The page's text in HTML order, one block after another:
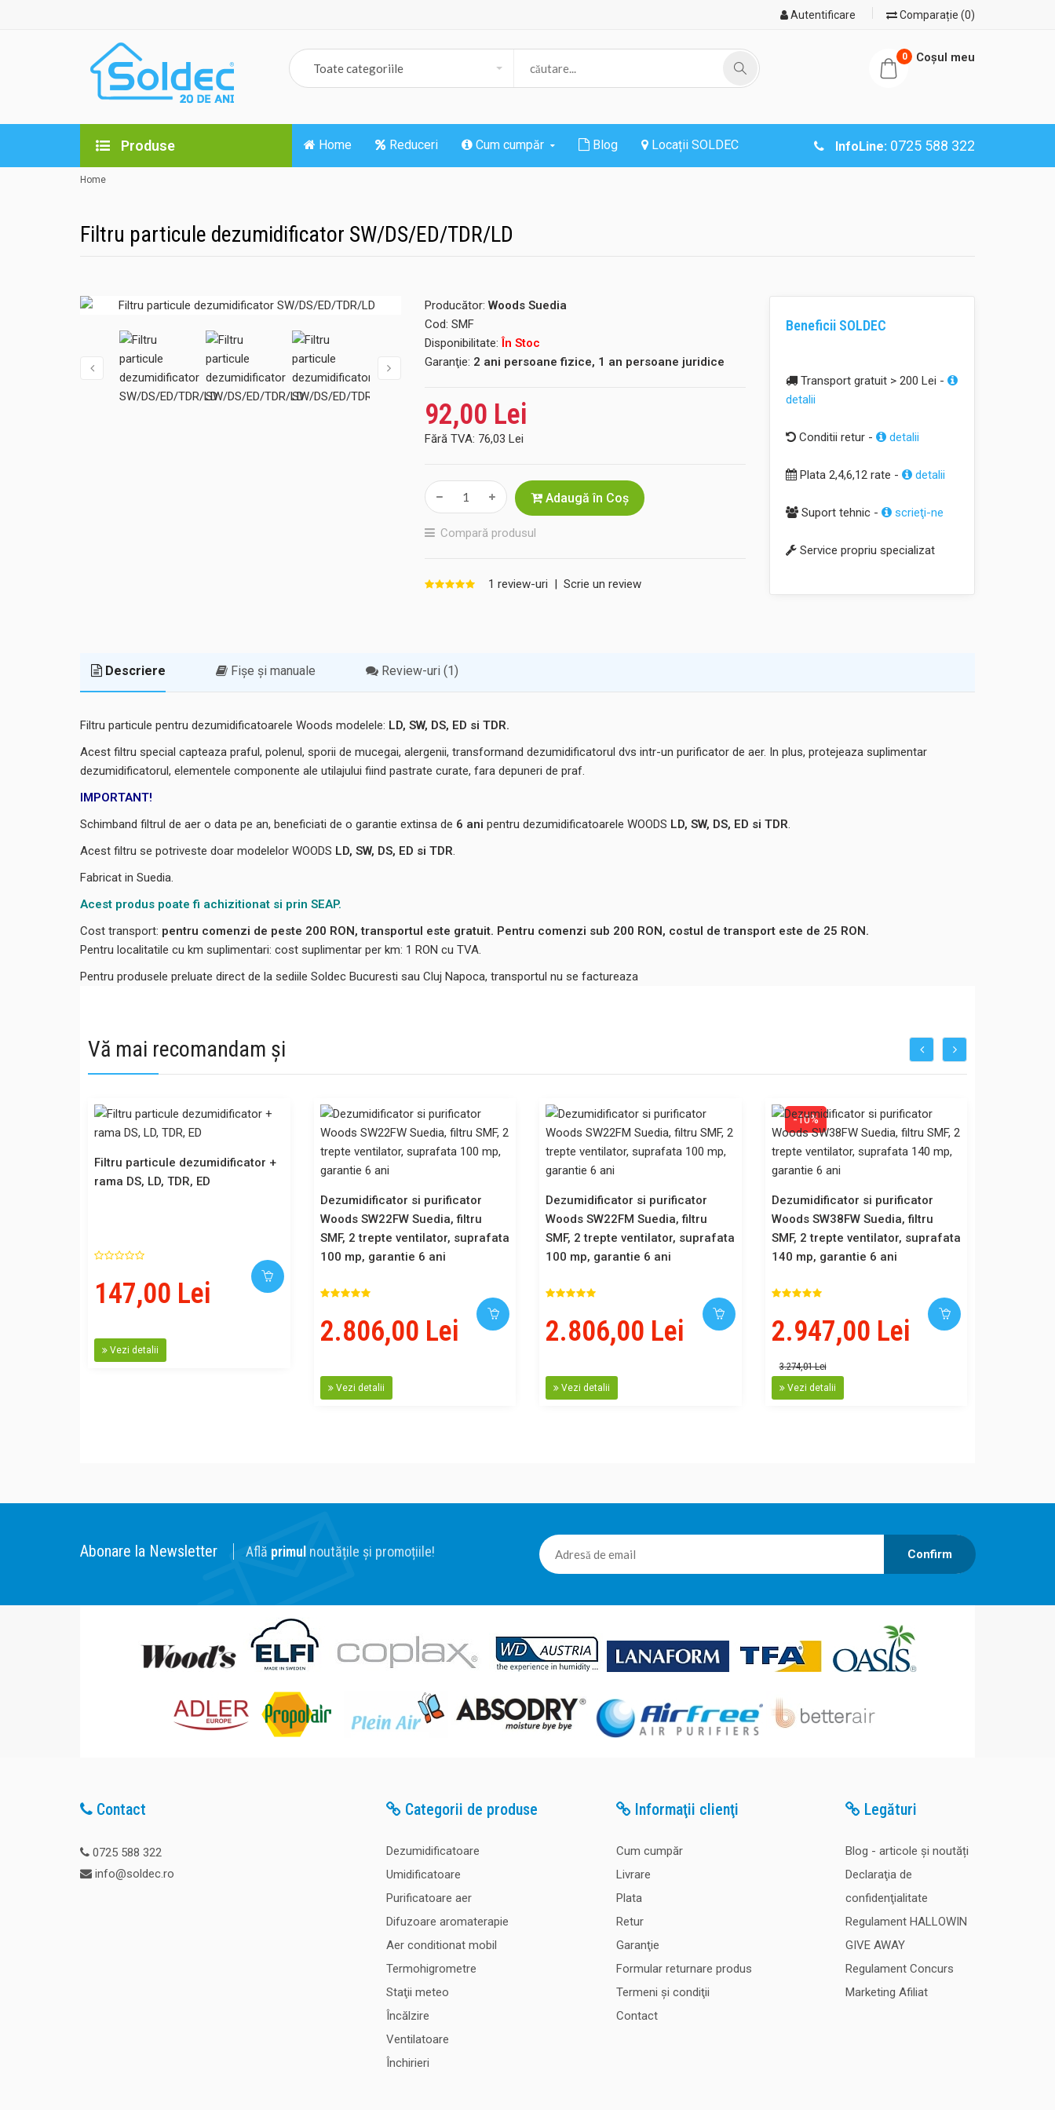
Autentificare Comparație (0)
0 Coşul meu
Produse Home Reduceri Cum cumpăr Blog InfoLine: 0725 588 322
Locații SOLDEC
Home
Filtru particule dezumidificator SW/DS/ED/TDR/LD
Producător: Woods Suedia
Cod: SMF
Disponibilitate: În Stoc
Garanţie: 2 ani persoane fizice, 1 an persoane juridice
92,00 Lei
Fără TVA: 76,03 Lei
Adaugă în Coş
Compară produsul
1 review-uri | Scrie un review
Beneficii SOLDEC
Transport gratuit > 200 Lei -
detalii
Conditii retur - detalii
Plata 2,4,6,12 rate - detalii
Suport tehnic - scrieţi-ne
Service propriu specializat
Descriere Fișe și manuale Review-uri (1)
Filtru particule pentru dezumidificatoarele Woods modelele: LD, SW, DS, ED si TDR.
Acest filtru special capteaza praful, polenul, sporii de mucegai, alergenii, transformand dezumidificatorul dvs intr-un purificator de aer. In plus, protejeaza suplimentar
dezumidificatorul, elementele componente ale utilajului fiind pastrate curate, fara depuneri de praf.
IMPORTANT!
Schimband filtrul de aer o data pe an, beneficiati de o garantie extinsa de 6 ani pentru dezumidificatoarele WOODS LD, SW, DS, ED si TDR.
Acest filtru se potriveste doar modelelor WOODS LD, SW, DS, ED si TDR.
Fabricat in Suedia.
Acest produs poate fi achizitionat si prin SEAP.
Cost transport: pentru comenzi de peste 200 RON, transportul este gratuit. Pentru comenzi sub 200 RON, costul de transport este de 25 RON.
Pentru localitatile cu km suplimentari: cost suplimentar per km: 1 RON cu TVA.
Pentru produsele preluate direct de la sediile Soldec Bucuresti sau Cluj Napoca, transportul nu se factureaza
Vă mai recomandam și
Filtru particule dezumidificator +
rama DS, LD, TDR, ED
147,00 Lei
Vezi detalii
Dezumidificator si purificator
Woods SW22FW Suedia, filtru
SMF, 2 trepte ventilator, suprafata
100 mp, garantie 6 ani
2.806,00 Lei
Vezi detalii
Dezumidificator si purificator
Woods SW22FM Suedia, filtru
SMF, 2 trepte ventilator, suprafata
100 mp, garantie 6 ani
2.806,00 Lei
Vezi detalii
-10%
Dezumidificator si purificator
Woods SW38FW Suedia, filtru
SMF, 2 trepte ventilator, suprafata
140 mp, garantie 6 ani
2.947,00 Lei
3.274,01 Lei
Vezi detalii
Abonare la Newsletter Află primul noutățile și promoțiile! Confirm
Contact
0725 588 322
info@soldec.ro
Categorii de produse
Dezumidificatoare
Umidificatoare
Purificatoare aer
Difuzoare aromaterapie
Aer conditionat mobil
Termohigrometre
Staţii meteo
Încălzire
Ventilatoare
Închirieri
Informaţii clienţi
Cum cumpăr
Livrare
Plata
Retur
Garanţie
Formular returnare produs
Termeni şi condiţii
Contact
Legături
Blog - articole și noutăți
Declaraţia de
confidenţialitate
Regulament HALLOWIN
GIVE AWAY
Regulament Concurs
Marketing Afiliat